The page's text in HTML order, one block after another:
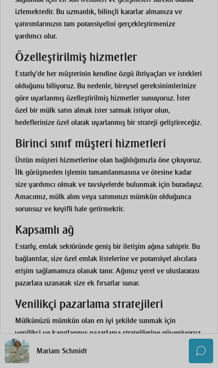
izlemektedir. Bu uzmanlık, bilinçli kararlar almanıza ve
yatırımlarınızın tam potansiyelini gerçekleştirmenize
yardımcı olur.
Özelleştirilmiş hizmetler
Estatly'de her müşterinin kendine özgü ihtiyaçları ve istekleri
olduğunu biliyoruz. Bu nedenle, bireysel gereksinimlerinize
göre uyarlanmış özelleştirilmiş hizmetler sunuyoruz. İster
özel bir mülk satın almak ister satmak istiyor olun,
hedeflerinize özel olarak uyarlanmış bir strateji geliştireceğiz.
Birinci sınıf müşteri hizmetleri
Üstün müşteri hizmetlerine olan bağlılığımızla öne çıkıyoruz.
İlk görüşmeden işlemin tamamlanmasına ve ötesine kadar
size yardımcı olmak ve tavsiyelerde bulunmak için buradayız.
Amacımız, mülk alım veya satımınızı mümkün olduğunca
sorunsuz ve keyifli hale getirmektir.
Kapsamlı ağ
Estatly, emlak sektöründe geniş bir iletişim ağına sahiptir. Bu
bağlantılar, size özel emlak listelerine ve potansiyel alıcılara
erişim sağlamamıza olanak tanır. Ağımız yerel ve uluslararası
pazarlara uzanarak size ek fırsatlar sunar.
Yenilikçi pazarlama stratejileri
Mülkünüzü mümkün olan en iyi şekilde sunmak için
yenilikçi ve kanıtlanmış pazarlama stratejilerine güveniyoruz.
En son teknolojileri ve yaratıcı yaklaşımları kullanarak
mülkünüzün hak ettiği ilgiyi görmesini sağlıyoruz. Bu,
Mariam Schmidt